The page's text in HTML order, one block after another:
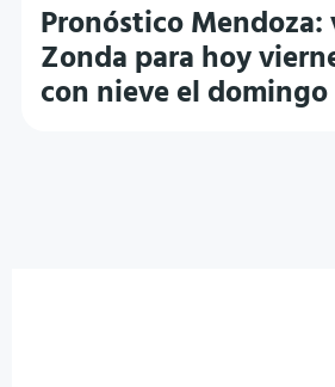
Pronóstico
Zonda para hoy
con nieve el domingo